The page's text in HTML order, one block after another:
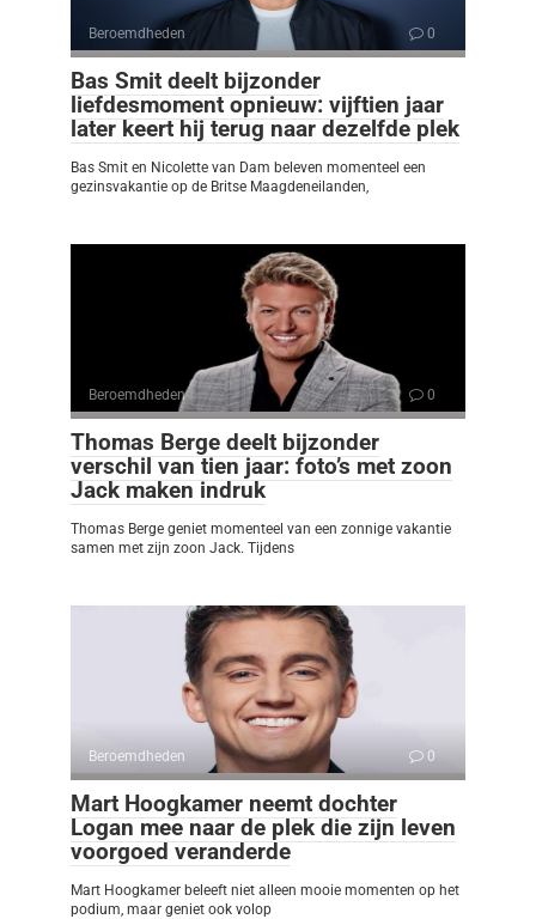
Beroemdheden 0
Bas Smit deelt bijzonder
liefdesmoment opnieuw: vijftien jaar
later keert hij terug naar dezelfde plek
Bas Smit en Nicolette van Dam beleven momenteel een
gezinsvakantie op de Britse Maagdeneilanden,
Beroemdheden 0
Thomas Berge deelt bijzonder
verschil van tien jaar: foto’s met zoon
Jack maken indruk
Thomas Berge geniet momenteel van een zonnige vakantie
samen met zijn zoon Jack. Tijdens
Beroemdheden 0
Mart Hoogkamer neemt dochter
Logan mee naar de plek die zijn leven
voorgoed veranderde
Mart Hoogkamer beleeft niet alleen mooie momenten op het
podium, maar geniet ook volop